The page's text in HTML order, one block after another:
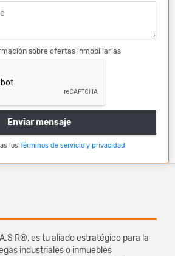
sobre ofertas inmobiliarias
Enviar mensaje
los Términos de servicio y privacidad
R®, es tu aliado estratégico para la
industriales o inmuebles